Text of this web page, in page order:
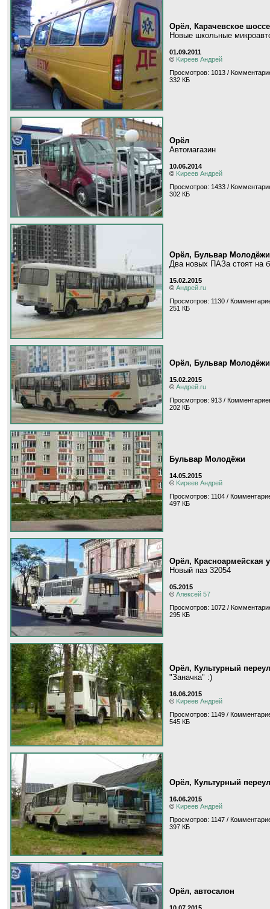
Орёл, Карачевское шоссе
Новые школьные
01.09.2011
© Kиpeeв Aндpeй
Просмотров: 1013 /
332 КБ
Орёл
Автомагазин
10.06.2014
© Kиpeeв Aндpeй
Просмотров: 1433 /
302 КБ
Орёл, Бульвар Молодёжи
Два новых ПАЗа стоят на
15.02.2015
© Андрей.ru
Просмотров: 1130 /
251 КБ
Орёл, Бульвар Молодёжи
15.02.2015
© Андрей.ru
Просмотров: 913 /
202 КБ
Бульвар Молодёжи
14.05.2015
© Kиpeeв Aндpeй
Просмотров: 1104 /
497 КБ
Орёл, Красноармейская
Новый паз 32054
05.2015
© Алексей 57
Просмотров: 1072 /
295 КБ
Орёл, Культурный
"Заначка" :)
16.06.2015
© Kиpeeв Aндpeй
Просмотров: 1149 /
545 КБ
Орёл, Культурный
16.06.2015
© Kиpeeв Aндpeй
Просмотров: 1147 /
397 КБ
Орёл, автосалон
10.07.2015